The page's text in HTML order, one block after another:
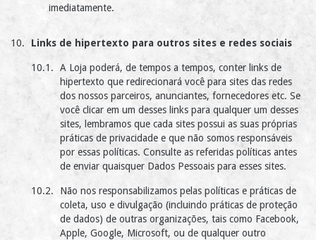
imediatamente.
Links de hipertexto para outros sites e redes sociais
A Loja poderá, de tempos a tempos, conter links de
hipertexto que redirecionará você para sites das redes
dos nossos parceiros, anunciantes, fornecedores etc. Se
você clicar em um desses links para qualquer um desses
sites, lembramos que cada sites possui as suas próprias
práticas de privacidade e que não somos responsáveis
por essas políticas. Consulte as referidas políticas antes
de enviar quaisquer Dados Pessoais para esses sites.
Não nos responsabilizamos pelas políticas e práticas de
coleta, uso e divulgação (incluindo práticas de proteção
de dados) de outras organizações, tais como Facebook,
Apple, Google, Microsoft, ou de qualquer outro